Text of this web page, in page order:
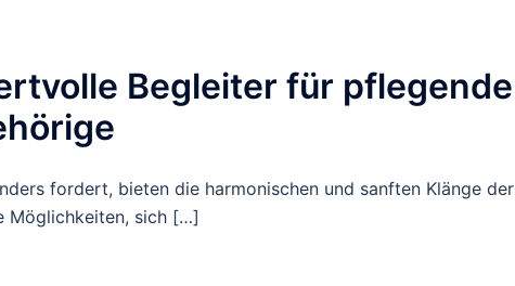
Begleiter für pflegende
fordert, bieten die harmonischen und sanften Klänge der
Möglichkeiten, sich […]